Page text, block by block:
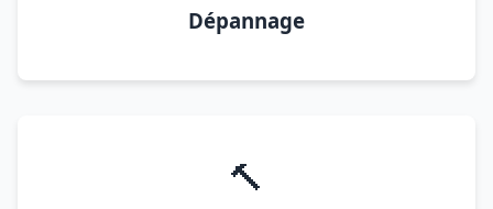
Dépannage
🔨